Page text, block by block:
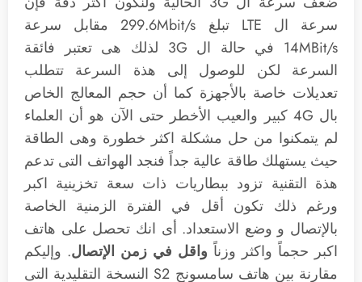
سرعة ال LTE تبلغ 299.6Mbit/s مقابل سرعة
14MBit/s في حالة ال 3G لذلك هى تعتبر فائقة
السرعة لكن للوصول إلى هذة السرعة تتطلب
تعديلات خاصة بالأجهزة كما أن حجم المعالج الخاص
بال 4G كبير والعيب الأخطر حتى الآن هو أن العلماء
لم يتمكنوا من حل مشكلة اكثر خطورة وهى الطاقة
حيث يستهلك طاقة عالية جداً فنجد الهواتف التى تدعم
هذة التقنية تزود ببطاريات ذات سعة تخزينية اكبر
ورغم ذلك تكون أقل في الفترة الزمنية الخاصة
بالإتصال و وضع الاستعداد. أى انك تحصل على هاتف
اكبر حجماً واكثر وزناً واقل في زمن الإتصال. وإليكم
مقارنة بين هاتف سامسونج S2 النسخة التقليدية التى